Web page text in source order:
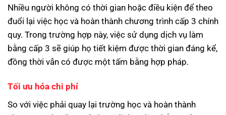
Nhiều người không có thời gian hoặc điều kiện để theo
đuổi lại việc học và hoàn thành chương trình cấp 3 chính
quy. Trong trường hợp này, việc sử dụng dịch vụ làm
bằng cấp 3 sẽ giúp họ tiết kiệm được thời gian đáng kể,
đồng thời vẫn có được một tấm bằng hợp pháp.
Tối ưu hóa chi phí
So với việc phải quay lại trường học và hoàn thành